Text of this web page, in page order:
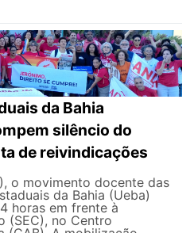
da Bahia
silêncio do
de reivindicações
o movimento docente das
da Bahia (Ueba)
horas em frente à
(SEC), no Centro